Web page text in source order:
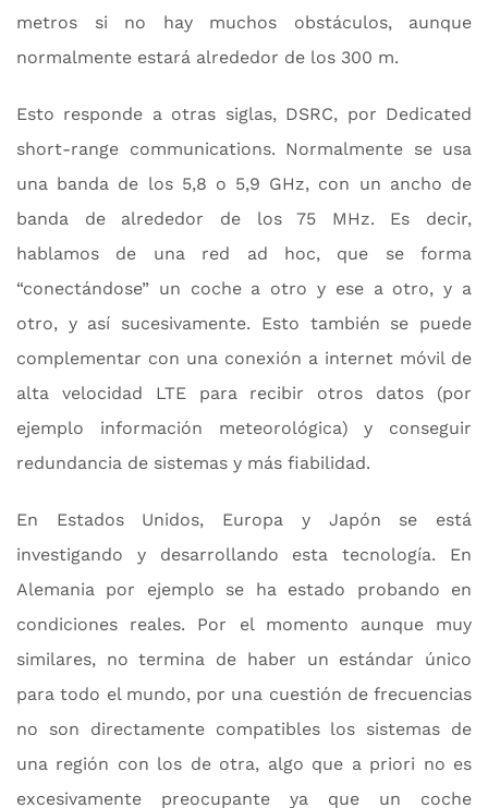
metros si no hay muchos obstáculos, aunque
normalmente estará alrededor de los 300 m.
Esto responde a otras siglas, DSRC, por Dedicated
short-range communications. Normalmente se usa
una banda de los 5,8 o 5,9 GHz, con un ancho de
banda de alrededor de los 75 MHz. Es decir,
hablamos de una red ad hoc, que se forma
“conectándose” un coche a otro y ese a otro, y a
otro, y así sucesivamente. Esto también se puede
complementar con una conexión a internet móvil de
alta velocidad LTE para recibir otros datos (por
ejemplo información meteorológica) y conseguir
redundancia de sistemas y más fiabilidad.
En Estados Unidos, Europa y Japón se está
investigando y desarrollando esta tecnología. En
Alemania por ejemplo se ha estado probando en
condiciones reales. Por el momento aunque muy
similares, no termina de haber un estándar único
para todo el mundo, por una cuestión de frecuencias
no son directamente compatibles los sistemas de
una región con los de otra, algo que a priori no es
excesivamente preocupante ya que un coche